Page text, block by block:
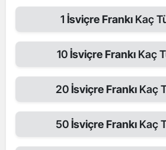
1 İsviçre FrankıKaç
10İsviçre Frankı Kaç
20İsviçre Frankı Kaç
50İsviçre Frankı Kaç